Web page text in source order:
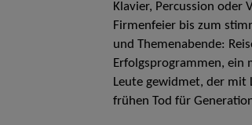
Klavier, Percussion
Firmenfeier bis zum
und Themenabende:
Erfolgsprogrammen, ein
Leute gewidmet, der mit
frühen Tod für